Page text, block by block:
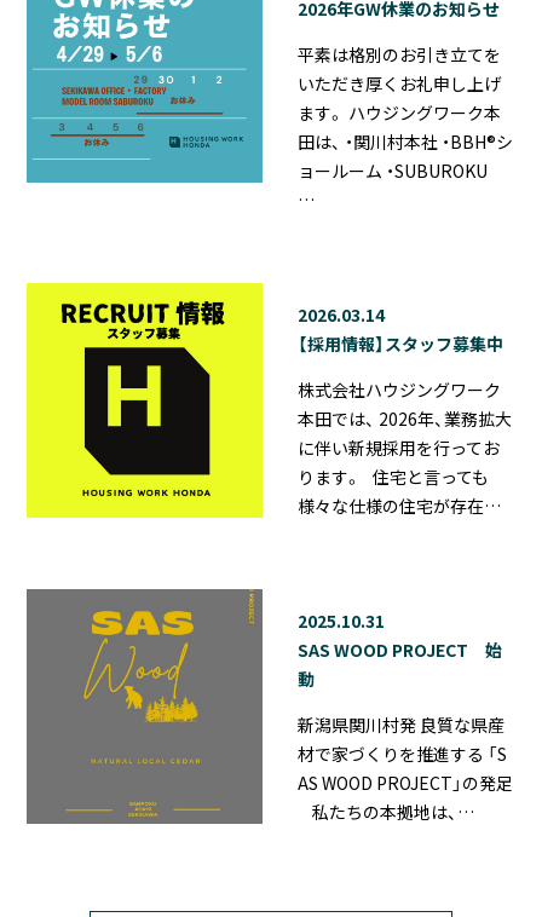
2026年GW休業のお知らせ
平素は格別のお引き立てを
いただき厚くお礼申し上げ
ます。 ハウジングワーク本
田は、 ・関川村本社 ・BBH®シ
ョールーム ・SUBUROKU
…
2026.03.14
【採用情報】スタッフ募集中
株式会社ハウジングワーク
本田では、 2026年、業務拡大
に伴い新規採用を行ってお
ります。 住宅と言っても
様々な仕様の住宅が存在…
2025.10.31
SAS WOOD PROJECT 始
動
新潟県関川村発 良質な県産
材で家づくりを推進する 「S
AS WOOD PROJECT」の発足
私たちの本拠地は、…